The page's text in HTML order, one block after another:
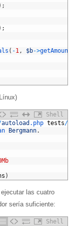
;
;
( -1, $b->getAmount
Shell
autoload .php tests/
Bergmann.
)
las cuatro
sería suficiente:
Shell